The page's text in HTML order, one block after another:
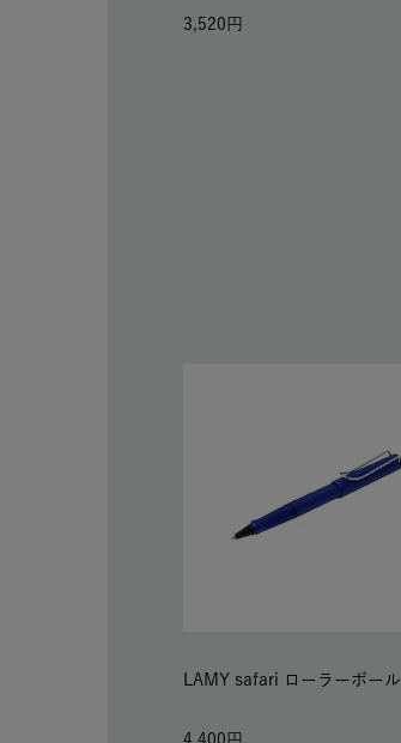
3,520
LAMY safari ローラーボール
4,400